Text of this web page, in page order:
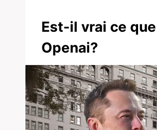
Est-il vrai ce
Openai?